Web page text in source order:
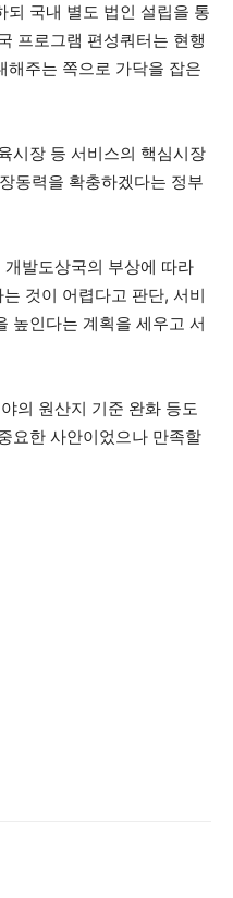
되 국내 별도 법인 설립을 통
프로그램 편성쿼터는 현행
해주는 쪽으로 가닥을 잡은
시장 등 서비스의 핵심시장
동력을 확충하겠다는 정부
발도상국의 부상에 따라
것이 어렵다고 판단, 서비
높인다는 계획을 세우고 서
의 원산지 기준 완화 등도
요한 사안이었으나 만족할